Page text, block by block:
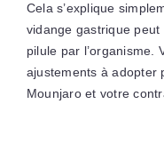
Cela s’explique
vidange gastrique peut
pilule par l’organisme.
ajustements à adopter
Mounjaro et votre